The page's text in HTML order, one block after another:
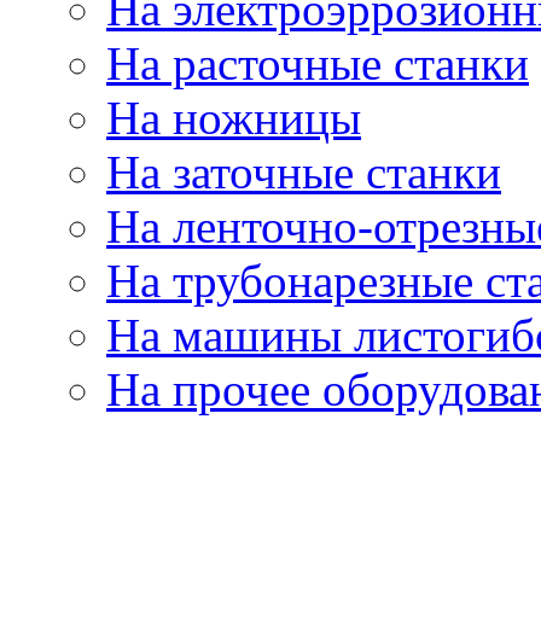
На расточные станки
На ножницы
На заточные станки
На ленточно-
На трубонарезные
На машины
На прочее